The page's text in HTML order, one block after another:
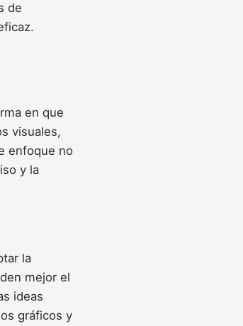
de
en que
visuales,
enfoque no
y la
la
mejor el
ideas
gráficos y